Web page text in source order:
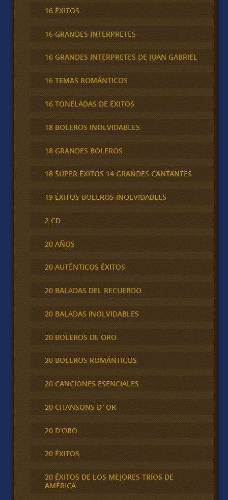
16 ÉXITOS
16 GRANDES INTERPRETES
16 GRANDES INTERPRETES DE JUAN GABRIEL
16 TEMAS ROMÁNTICOS
16 TONELADAS DE ÉXITOS
18 BOLEROS INOLVIDABLES
18 GRANDES BOLEROS
18 SUPER ÉXITOS 14 GRANDES CANTANTES
19 ÉXITOS BOLEROS INOLVIDABLES
2 CD
20 AÑOS
20 AUTÉNTICOS ÉXITOS
20 BALADAS DEL RECUERDO
20 BALADAS INOLVIDABLES
20 BOLEROS DE ORO
20 BOLEROS ROMÁNTICOS
20 CANCIONES ESENCIALES
20 CHANSONS D´OR
20 D'ORO
20 ÉXITOS
20 ÉXITOS DE LOS MEJORES TRÍOS DE
AMÉRICA